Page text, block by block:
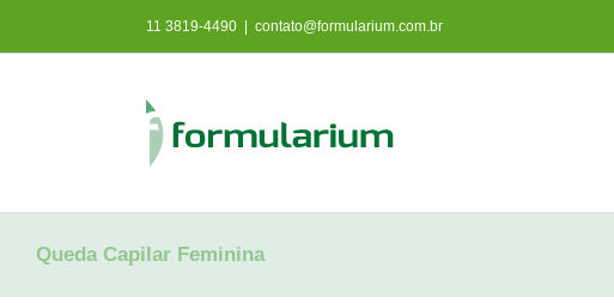
11 3819-4490 contato@formularium.com.br
Queda Capilar Feminina